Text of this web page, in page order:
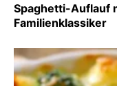
Spaghetti-Auflauf
Familienklassiker